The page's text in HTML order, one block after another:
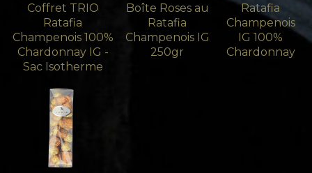
Coffret TRIO
Ratafia
Champenois 100%
Chardonnay IG -
Sac Isotherme
Boîte Roses au
Ratafia
Champenois IG
250gr
Ratafia
Champenois
IG 100%
Chardonnay